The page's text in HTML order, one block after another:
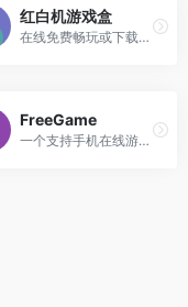
红白机游戏盒
在线免费畅玩或下载红白机游戏。
FreeGame
一个支持手机在线游玩的游戏平台。